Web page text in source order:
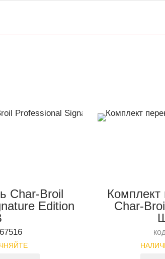
Char-Broil
Edition
Комплект
Char-
код